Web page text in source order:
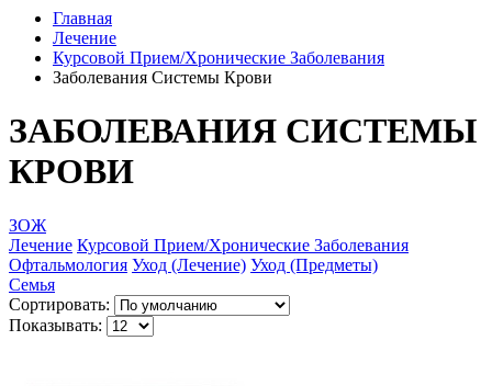
Главная
Лечение
Курсовой Прием/Хронические Заболевания
Заболевания Системы Крови
ЗАБОЛЕВАНИЯ СИСТЕМЫ
КРОВИ
ЗОЖ
Лечение Курсовой Прием/Хронические Заболевания
Офтальмология Уход (Лечение) Уход (Предметы)
Семья
Сортировать:
Показывать: